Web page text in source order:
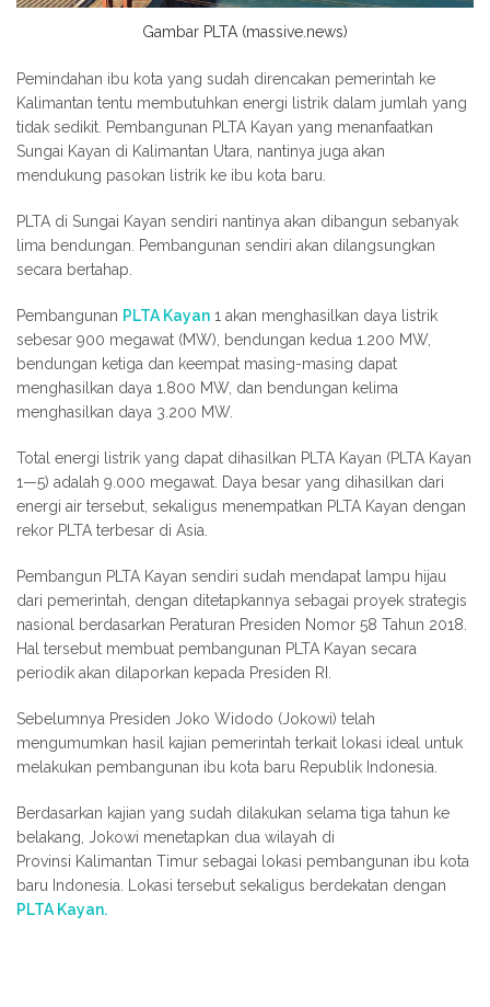
Gambar PLTA (massive.news)
Pemindahan ibu kota yang sudah direncakan pemerintah ke
Kalimantan tentu membutuhkan energi listrik dalam jumlah yang
tidak sedikit. Pembangunan PLTA Kayan yang menanfaatkan
Sungai Kayan di Kalimantan Utara, nantinya juga akan
mendukung pasokan listrik ke ibu kota baru.
PLTA di Sungai Kayan sendiri nantinya akan dibangun sebanyak
lima bendungan. Pembangunan sendiri akan dilangsungkan
secara bertahap.
Pembangunan PLTA Kayan 1 akan menghasilkan daya listrik
sebesar 900 megawat (MW), bendungan kedua 1.200 MW,
bendungan ketiga dan keempat masing-masing dapat
menghasilkan daya 1.800 MW, dan bendungan kelima
menghasilkan daya 3.200 MW.
Total energi listrik yang dapat dihasilkan PLTA Kayan (PLTA Kayan
1—5) adalah 9.000 megawat. Daya besar yang dihasilkan dari
energi air tersebut, sekaligus menempatkan PLTA Kayan dengan
rekor PLTA terbesar di Asia.
Pembangun PLTA Kayan sendiri sudah mendapat lampu hijau
dari pemerintah, dengan ditetapkannya sebagai proyek strategis
nasional berdasarkan Peraturan Presiden Nomor 58 Tahun 2018.
Hal tersebut membuat pembangunan PLTA Kayan secara
periodik akan dilaporkan kepada Presiden RI.
Sebelumnya Presiden Joko Widodo (Jokowi) telah
mengumumkan hasil kajian pemerintah terkait lokasi ideal untuk
melakukan pembangunan ibu kota baru Republik Indonesia.
Berdasarkan kajian yang sudah dilakukan selama tiga tahun ke
belakang, Jokowi menetapkan dua wilayah di
Provinsi Kalimantan Timur sebagai lokasi pembangunan ibu kota
baru Indonesia. Lokasi tersebut sekaligus berdekatan dengan
PLTA Kayan.